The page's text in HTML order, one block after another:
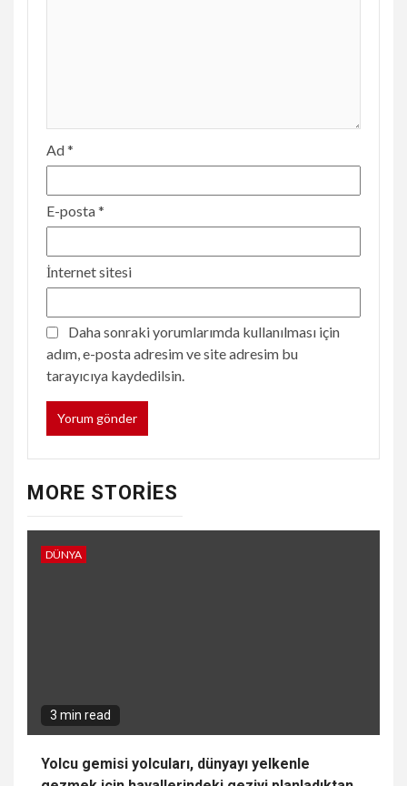
Ad*
E-posta*
İnternet sitesi
Daha sonraki yorumlarımda kullanılması için
adım, e-posta adresim ve site adresim bu
tarayıcıya kaydedilsin.
MORE STORIES
DÜNYA
3 min read
Yolcu gemisi yolcuları, dünyayı yelkenle